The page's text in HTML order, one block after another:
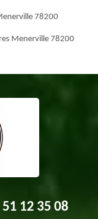
78200
Menerville 78200
12 35 08